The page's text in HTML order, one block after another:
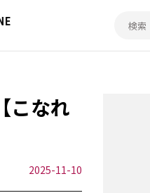
こなれ
2025-11-10